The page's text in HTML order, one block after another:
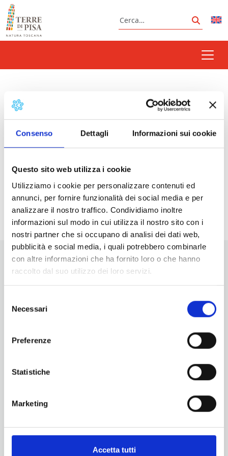
Consenso Dettagli Informazioni sui cookie
Questo sito web utilizza i cookie
Utilizziamo i cookie per personalizzare contenuti ed
annunci, per fornire funzionalità dei social media e per
analizzare il nostro traffico. Condividiamo inoltre
informazioni sul modo in cui utilizza il nostro sito con i
nostri partner che si occupano di analisi dei dati web,
pubblicità e social media, i quali potrebbero combinarle
con altre informazioni che ha fornito loro o che hanno
raccolto dal suo utilizzo dei loro servizi.
delNecessari
Preferenze
Statistiche
Marketing
Accetta tutti
Vai al contenuto
Cerca
Cerca
Nessun risultato trovato
Non siamo riusciti a trovare quello che stai
cercando. Forse la ricerca ti può aiutare.
Cerca
Vuoi aggiornamenti su cosa fare e cosa vedere nelle Terre
Iscriviti alla nostra newsletter! Subito una sorpresa per te!
Per informazioni
Ufficio Internazionalizzazione, Turismo e Beni Culturali
turismo@tno.camcom.it
#lemieTerrediPisa
Esperienze